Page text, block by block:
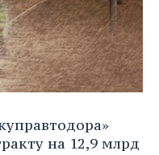
на 12,9 млрд